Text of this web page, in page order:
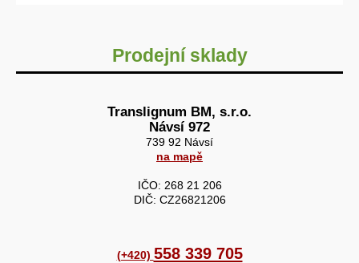
Prodejní sklady
Translignum BM, s.r.o.
Návsí 972
739 92 Návsí
na mapě
IČO: 268 21 206
DIČ: CZ26821206
(+420) 558 339 705